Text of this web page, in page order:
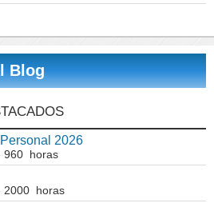
Blog
2026
960 horas
2000 horas